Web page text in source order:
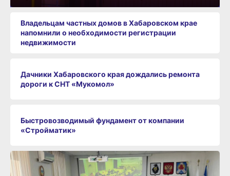
Владельцам частных домов в Хабаровском крае
напомнили о необходимости регистрации
недвижимости
Дачники Хабаровского края дождались ремонта
дороги к СНТ «Мукомол»
Быстровозводимый фундамент от компании
«Стройматик»